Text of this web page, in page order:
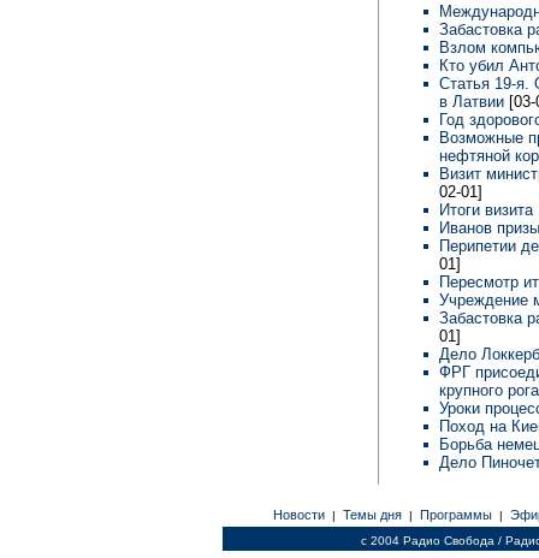
Забастовка
Взлом
Кто убил
Статья 19-я.
в Латвии
Год
Возможные
нефтяной
Визит
02-01]
Итоги
Иванов
Перипетии
01]
Пересмотр
Учреждение
Забастовка
01]
Дело
ФРГ
крупного
Уроки
Поход на
Борьба
Дело
Новости | Темы дня | Программы |
c 2004 Радио Свобода /